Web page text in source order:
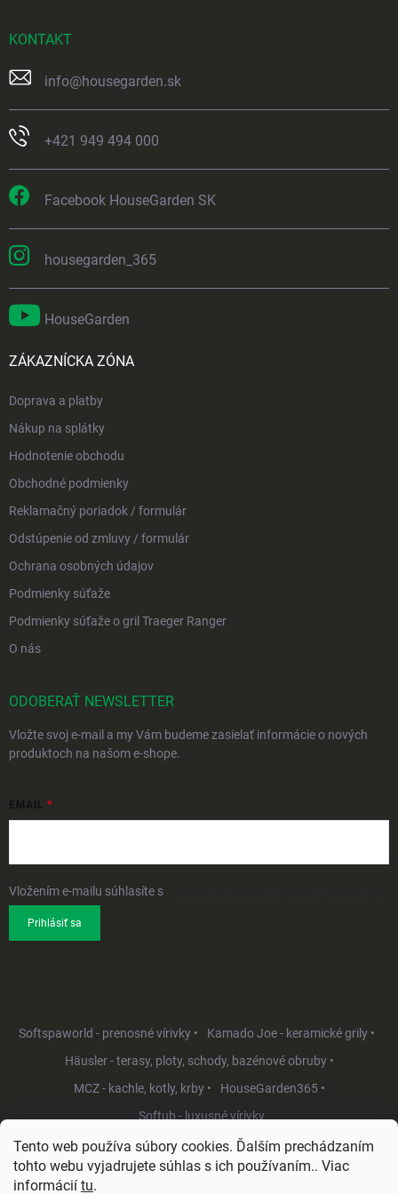
Tento web používa súbory cookies. Ďalším prechádzaním
tohto webu vyjadrujete súhlas s ich používaním.. Viac
informácií tu.
KONTAKT
info@housegarden.sk
+421 949 494 000
Facebook HouseGarden SK
housegarden_365
HouseGarden
ZÁKAZNÍCKA ZÓNA
Doprava a platby
Nákup na splátky
Hodnotenie obchodu
Obchodné podmienky
Reklamačný poriadok / formulár
Odstúpenie od zmluvy / formulár
Ochrana osobných údajov
Podmienky súťaže
Podmienky súťaže o gril Traeger Ranger
O nás
ODOBERAŤ NEWSLETTER
Vložte svoj e-mail a my Vám budeme zasielať informácie o nových
produktoch na našom e-shope.
EMAIL
Vložením e-mailu súhlasíte s
Prihlásiť sa
Softspaworld - prenosné vírivky •
Kamado Joe - keramické grily •
Häusler - terasy, ploty, schody, bazénové obruby •
MCZ - kachle, kotly, krby •
HouseGarden365 •
Softub - luxusné vírivky